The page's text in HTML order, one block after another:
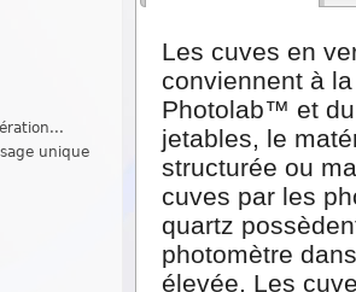
unique
Les cuves en
conviennent à
Photolab™ et du
jetables, le
structurée ou
cuves par les
quartz
photomètre
élevée. Les